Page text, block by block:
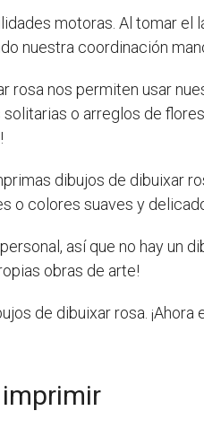
motoras. Al tomar el
nuestra coordinación
rosa nos permiten usar
o arreglos de
dibujos de dibuixar
o colores suaves y
así que no hay un
obras de arte!
de dibuixar rosa.